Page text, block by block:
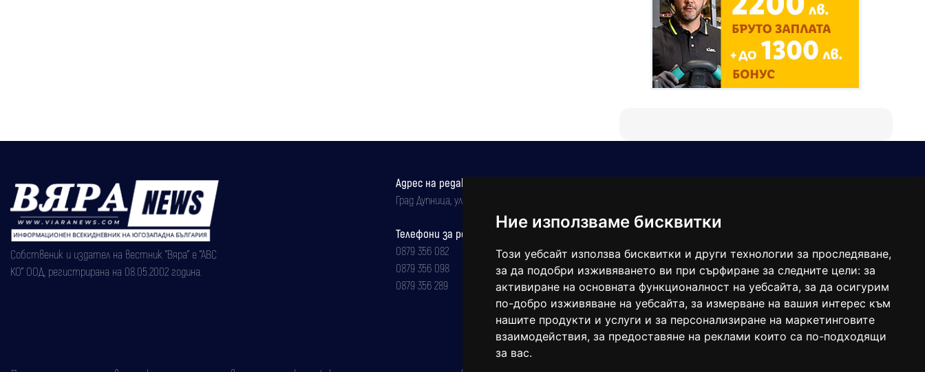
Ние използваме бисквитки
Този уебсайт използва бисквитки и други технологии за проследяване,
за да подобри изживяването ви при сърфиране за следните цели: за
активиране на основната функционалност на уебсайта, за да осигурим
по-добро изживяване на уебсайта, за измерване на вашия интерес към
нашите продукти и услуги и за персонализиране на маркетинговите
взаимодействия, за предоставяне на реклами които са по-подходящи
за вас.
Собственик и издател на вестник "Вяра" е "АВС
КО" ООД, регистрирана на 08.05.2002 година.
Адрес на редакцията
Град Дупница, ул.''Христо Ботев" 43
Телефони за реклама и абонаменти
0879 356 082
0879 356 098
0879 356 289
balgarkanews@gmail.com